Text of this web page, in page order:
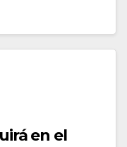
en el